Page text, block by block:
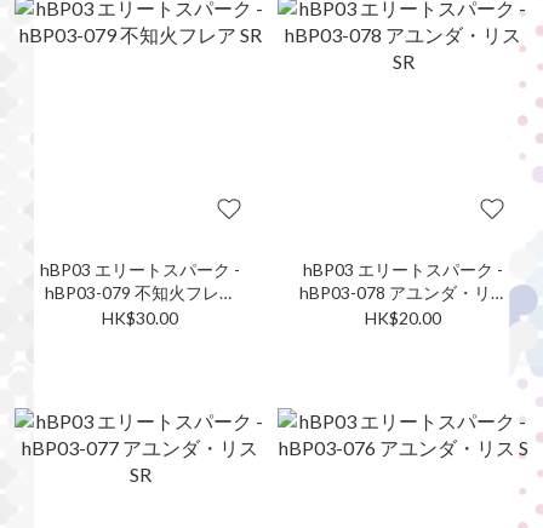
hBP03 エリートスパーク -
hBP03-079 不知火フレア
SR
HK$30.00
hBP03 エリートスパーク -
hBP03-078 アユンダ・リス
SR
HK$20.00